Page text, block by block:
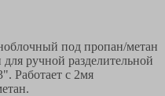
под пропан/метан
ручной разделительной
Работает с 2мя